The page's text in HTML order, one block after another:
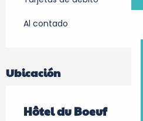
Al contado
Ubicación
Hôtel du Boeuf